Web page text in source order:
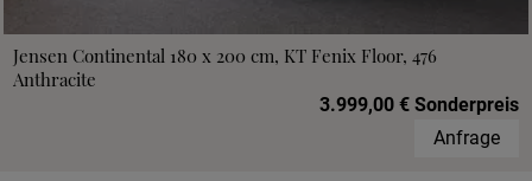
Jensen Continental 180 x 200 cm, KT Fenix Floor, 476
Anthracite
3.999,00 € Sonderpreis
Anfrage